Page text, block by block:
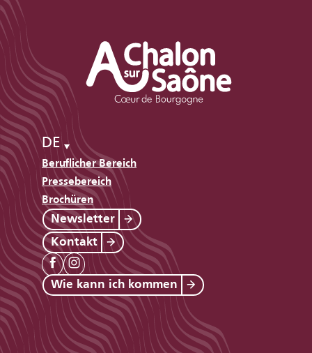
DE
Beruflicher Bereich
Pressebereich
Brochüren
Newsletter
Kontakt
Wie kann ich kommen